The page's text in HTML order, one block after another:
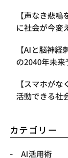
【声なき悲
に社会が今変
【AIと脳神
の2040年未来
【スマホが
活動できる社
カテゴリー
AI活用術